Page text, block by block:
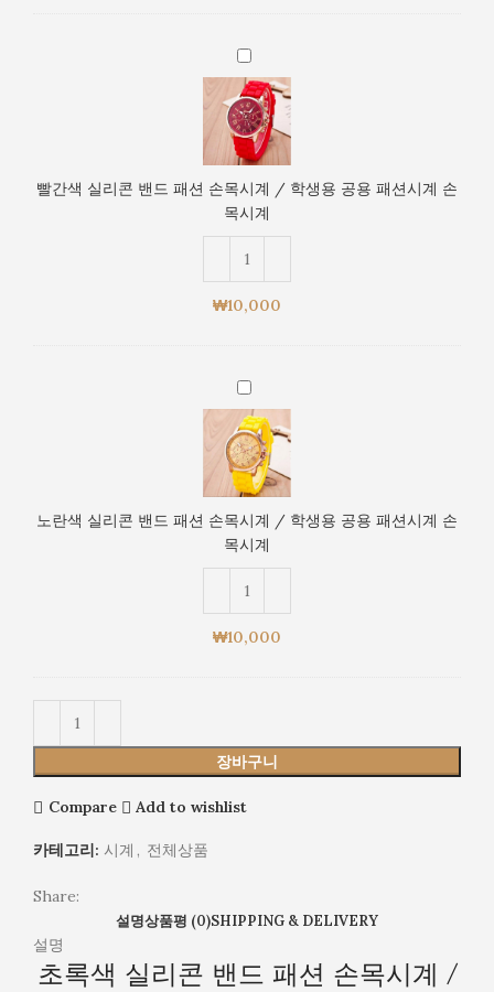
/
학
생
용
공
용
패
시
계
손
계
빨
간
색
실
리
밴
드
손
목
/
학
생
용
공
용
패
시
계
손
빨간색 실리콘 밴드 패션 손목시계 / 학생용 공용 패션시계 손
목시계
₩10,000
노
란
색
실
리
밴
드
손
목
학
생
시
손
노란색 실리콘 밴드 패션 손목시계 / 학생용 공용 패션시계 손
목시계
₩10,000
장바구니
Compare Add to wishlist
카테고리: 시계 , 전체상품
Share:
설명상품평 (0)SHIPPING & DELIVERY
설명
초록색 실리콘 밴드 패션 손목시계 /